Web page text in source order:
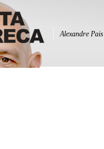
Alexandre Pais